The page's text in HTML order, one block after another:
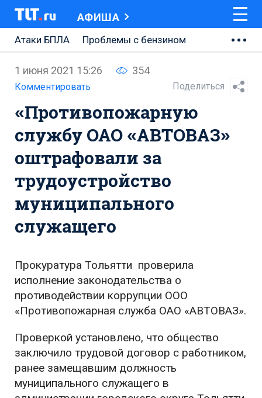
АФИША
Атаки БПЛА
Проблемы с бензином
Ремонт Центральной площади
Ремонт Обводного шоссе
Набережная Тольятти
Неделя Тольятти
1 июня 2021 15:26 354
Комментировать Поделиться
«Противопожарную
службу ОАО «АВТОВАЗ»
оштрафовали за
трудоустройство
муниципального
служащего
Прокуратура Тольятти проверила
исполнение законодательства о
противодействии коррупции ООО
«Противопожарная служба ОАО «АВТОВАЗ».
Проверкой установлено, что общество
заключило трудовой договор с работником,
ранее замещавшим должность
муниципального служащего в